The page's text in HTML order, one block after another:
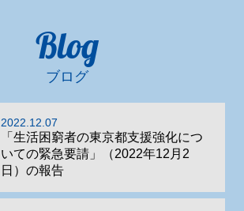
Blog
ブログ
2022.12.07
「生活困窮者の東京都支援強化につ
いての緊急要請」（2022年12月2
日）の報告